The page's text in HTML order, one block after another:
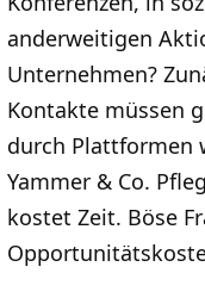
anderweitigen
Unternehmen?
Kontakte müssen
durch Plattformen
Yammer & Co.
kostet Zeit. Böse